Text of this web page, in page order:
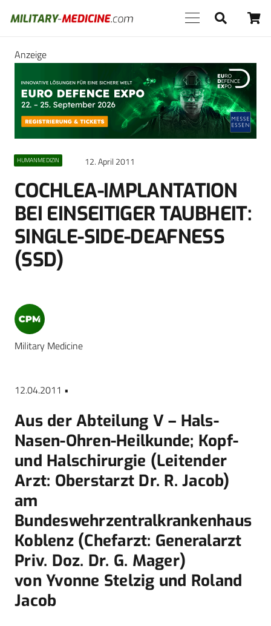
Anzeige
HUMANMEDIZIN 12. April 2011
COCHLEA-IMPLANTATION
BEI EINSEITIGER TAUBHEIT:
SINGLE-SIDE-DEAFNESS
(SSD)
Military Medicine
12.04.2011 •
Aus der Abteilung V – Hals-
Nasen-Ohren-Heilkunde; Kopf-
und Halschirurgie (Leitender
Arzt: Oberstarzt Dr. R. Jacob)
am
Bundeswehrzentralkrankenhaus
Koblenz (Chefarzt: Generalarzt
Priv. Doz. Dr. G. Mager)
von Yvonne Stelzig und Roland
Jacob